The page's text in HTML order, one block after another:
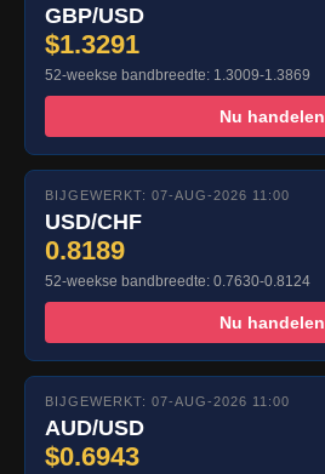
GBP/USD
$1.3291
52-weekse bandbreedte: 1.3009-1.3869
Nu handelen
BIJGEWERKT: 07-AUG-2026 11:00
USD/CHF
0.8189
52-weekse bandbreedte: 0.7630-0.8124
Nu handelen
BIJGEWERKT: 07-AUG-2026 11:00
AUD/USD
$0.6943